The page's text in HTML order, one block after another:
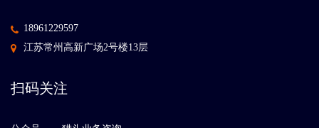
18961229597
江苏常州高新广场2号楼13层
扫码关注